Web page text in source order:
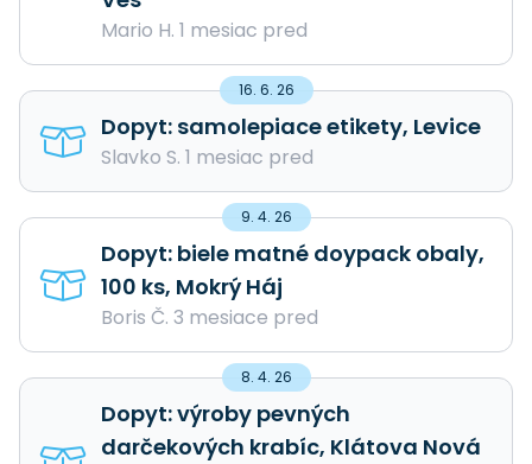
Mario H. 1 mesiac pred
16. 6. 26
Dopyt: samolepiace etikety, Levice
Slavko S. 1 mesiac pred
9. 4. 26
Dopyt: biele matné doypack obaly,
100 ks, Mokrý Háj
Boris Č. 3 mesiace pred
8. 4. 26
Dopyt: výroby pevných
darčekových krabíc, Klátova Nová